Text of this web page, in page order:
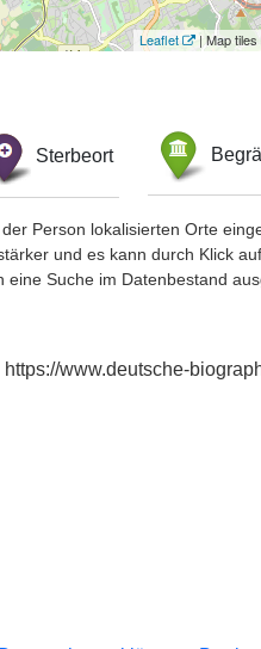
Leaflet | Map tiles
Sterbeort
Person lokalisierten Orte
und es kann durch Klick
Suche im Datenbestand
www.deutsche-